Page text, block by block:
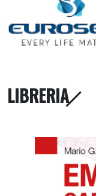
LIBRERIA